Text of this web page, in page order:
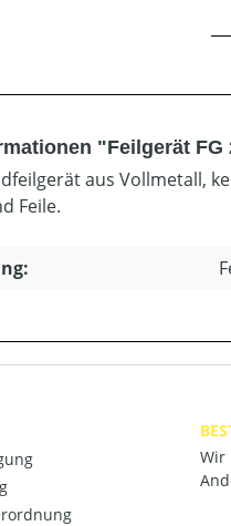
"Feilgerät FG
aus Vollmetall,
Feile.
Wir